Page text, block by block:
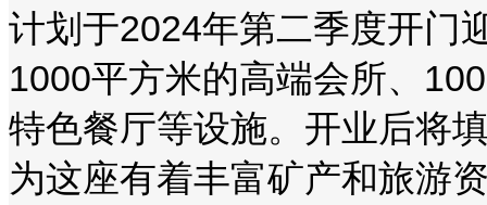
计划于2024年第二季度开门
1000平方米的高端会所、
特色餐厅等设施。开业后将
为这座有着丰富矿产和旅游